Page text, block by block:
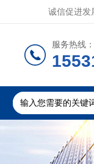
诚信促进发
服务热线：